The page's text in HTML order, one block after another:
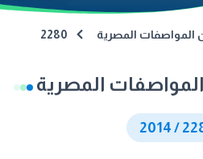
المواصفات المصرية 2280
المصرية